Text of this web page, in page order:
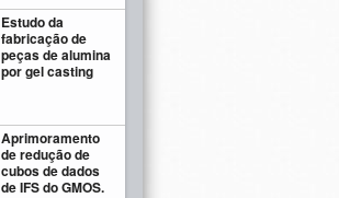
Estudo da
fabricação de
peças de alumina
por gel casting
Aprimoramento
de redução de
cubos de dados
de IFS do GMOS.